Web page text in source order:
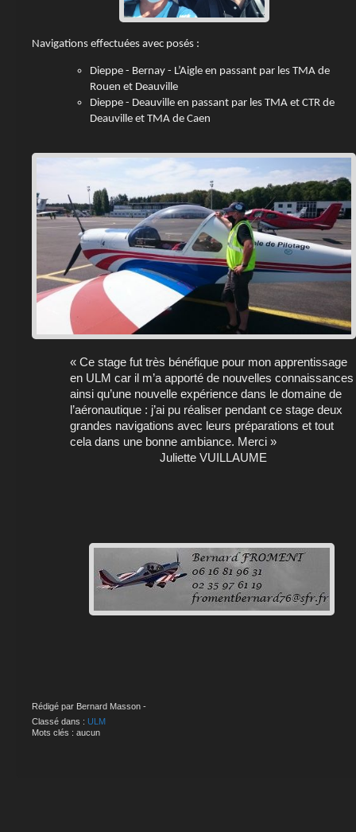
Navigations effectuées avec posés :
Dieppe - Bernay - L’Aigle en passant par les TMA de
Rouen et Deauville
Dieppe - Deauville en passant par les TMA et CTR de
Deauville et TMA de Caen
« Ce stage fut très bénéfique pour mon apprentissage
en ULM car il m’a apporté de nouvelles connaissances
ainsi qu’une nouvelle expérience dans le domaine de
l’aéronautique : j’ai pu réaliser pendant ce stage deux
grandes navigations avec leurs préparations et tout
cela dans une bonne ambiance. Merci »
Juliette VUILLAUME
Rédigé par Bernard Masson -
Classé dans : ULM
Mots clés : aucun